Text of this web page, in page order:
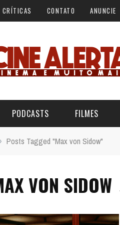
CRÍTICAS CONTATO ANUNCIE
PODCASTS
SPOILER
FILMES
› Posts Tagged "Max von Sidow"
VON SIDOW